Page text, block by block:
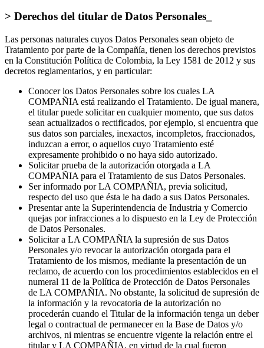
objeto social de LA COMPAÑIA.
> Derechos del titular de Datos Personales_
Las personas naturales cuyos Datos Personales sean objeto de
Tratamiento por parte de la Compañía, tienen los derechos previstos
decretos reglamentarios, y en particular:
Conocer los Datos Personales sobre los cuales LA
COMPAÑIA está realizando el Tratamiento. De igual manera,
el titular puede solicitar en cualquier momento, que sus datos
sean actualizados o rectificados, por ejemplo, si encuentra que
sus datos son parciales, inexactos, incompletos, fraccionados,
induzcan a error, o aquellos cuyo Tratamiento esté
expresamente prohibido o no haya sido autorizado.
Solicitar prueba de la autorización otorgada a LA
COMPAÑIA para el Tratamiento de sus Datos Personales.
Ser informado por LA COMPAÑIA, previa solicitud,
respecto del uso que ésta le ha dado a sus Datos Personales.
Presentar ante la Superintendencia de Industria y Comercio
quejas por infracciones a lo dispuesto en la Ley de Protección
de Datos Personales.
Solicitar a LA COMPAÑIA la supresión de sus Datos
Personales y/o revocar la autorización otorgada para el
Tratamiento de los mismos, mediante la presentación de un
reclamo, de acuerdo con los procedimientos establecidos en el
numeral 11 de la Política de Protección de Datos Personales
de LA COMPAÑIA. No obstante, la solicitud de supresión de
la información y la revocatoria de la autorización no
procederán cuando el Titular de la información tenga un deber